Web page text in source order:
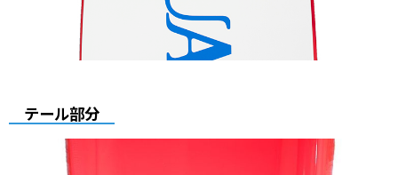
テール部分